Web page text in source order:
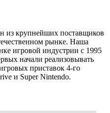
крупнейших поставщиков
рынке. Наша
игровой индустрии с 1995
начали реализовывать
приставок 4-го
и Super Nintendo.